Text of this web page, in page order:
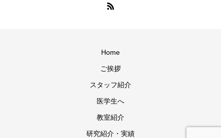
Home
ご挨拶
スタッフ紹介
医学生へ
教室紹介
研究紹介・実績